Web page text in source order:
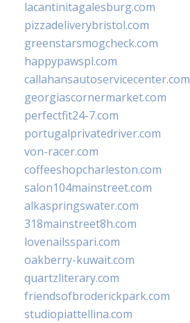
lacantinitagalesburg.com
pizzadeliverybristol.com
greenstarsmogcheck.com
happypawspl.com
callahansautoservicecenter.com
georgiascornermarket.com
perfectfit24-7.com
portugalprivatedriver.com
von-racer.com
coffeeshopcharleston.com
salon104mainstreet.com
alkaspringswater.com
318mainstreet8h.com
lovenailsspari.com
oakberry-kuwait.com
quartzliterary.com
friendsofbroderickpark.com
studiopiattellina.com